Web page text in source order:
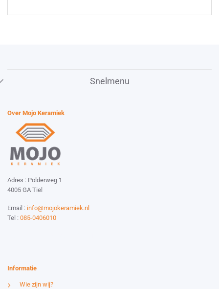
Snelmenu
Over Mojo Keramiek
Adres : Polderweg 1
4005 GA Tiel
Email : info@mojokeramiek.nl
Tel : 085-0406010
Informatie
Wie zijn wij?